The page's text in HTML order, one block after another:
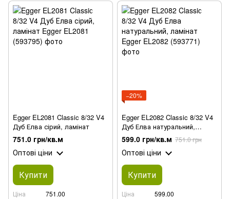
Egger EL2081 Classic 8/32 V4
Дуб Елва сірий, ламінат
751.0 грн/кв.м
Оптові ціни
Купити
Ціна
751.00
−20%
Egger EL2082 Classic 8/32 V4
Дуб Елва натуральний,
ламінат
599.0 грн/кв.м 751.0 грн
Оптові ціни
Купити
Ціна
599.00